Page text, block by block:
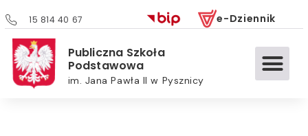
15 814 40 67 e-Dziennik
Publiczna Szkoła
Podstawowa
im. Jana Pawła II w Pysznicy